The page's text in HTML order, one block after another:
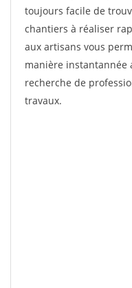
toujours facile de
chantiers à réaliser
aux artisans vous
manière instantannée
recherche de
travaux.